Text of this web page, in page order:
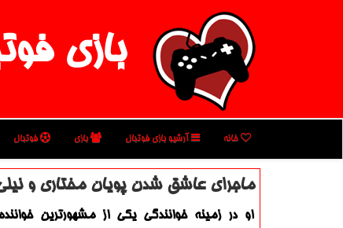
بازی
خانه آرشیو بازی فوتبال بازی فوتبال
ماجرای عاشق شدن پویان مختاری و
او در زمینه خوانندگی یكی از مشهورترین